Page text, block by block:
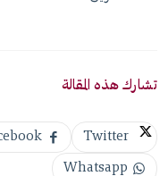
تشارك هذه المقالة
Twitter
Whatsapp